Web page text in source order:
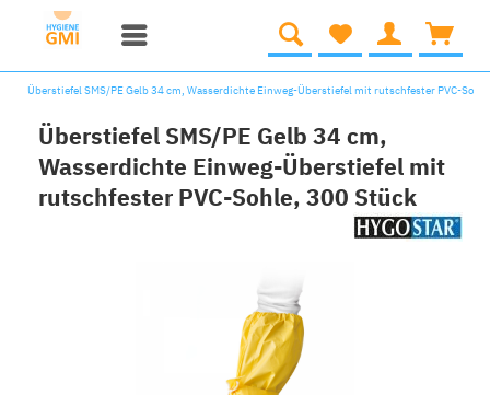
Überstiefel SMS/PE Gelb 34 cm, Wasserdichte Einweg-Überstiefel mit rutschfester PVC-
Überstiefel SMS/PE Gelb 34 cm,
Wasserdichte Einweg-Überstiefel mit
rutschfester PVC-Sohle, 300 Stück